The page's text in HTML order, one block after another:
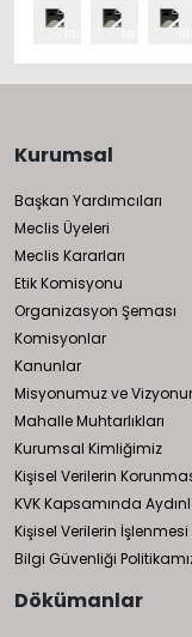
Kurumsal
Başkan Yardımcıları
Meclis Üyeleri
Meclis Kararları
Etik Komisyonu
Organizasyon Şeması
Komisyonlar
Kanunlar
Misyonumuz ve
Mahalle Muhtarlıkları
Kurumsal Kimliğimiz
Kişisel Verilerin
KVK Kapsamında
Kişisel Verilerin
Bilgi Güvenliği
Dökümanlar